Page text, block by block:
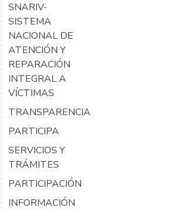
SNARIV-
SISTEMA
NACIONAL DE
ATENCIÓN Y
REPARACIÓN
INTEGRAL A
VÍCTIMAS
TRANSPARENCIA
PARTICIPA
SERVICIOS Y
TRÁMITES
PARTICIPACIÓN
INFORMACIÓN